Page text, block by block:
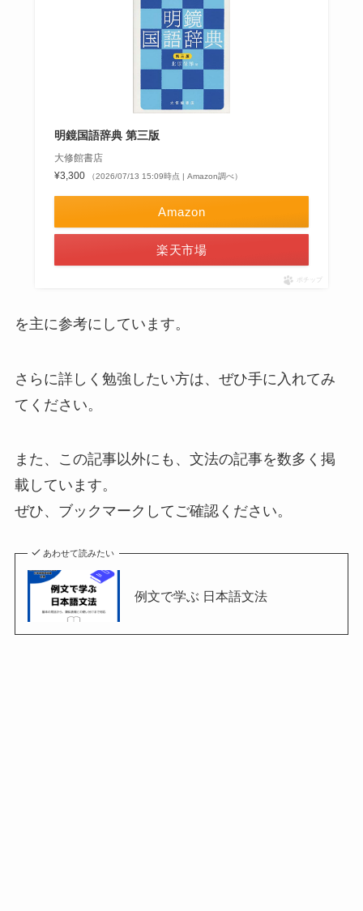
明鏡国語辞典 第三版
大修館書店
¥3,300
（2026/07/13 15:09時点 | Amazon調べ）
Amazon
楽天市場
ポチップ
を主に参考にしています。
さらに詳しく勉強したい方は、ぜひ手に入れてみ
てください。
また、この記事以外にも、文法の記事を数多く掲
載しています。
ぜひ、ブックマークしてご確認ください。
あわせて読みたい
例文で学ぶ 日本語文法